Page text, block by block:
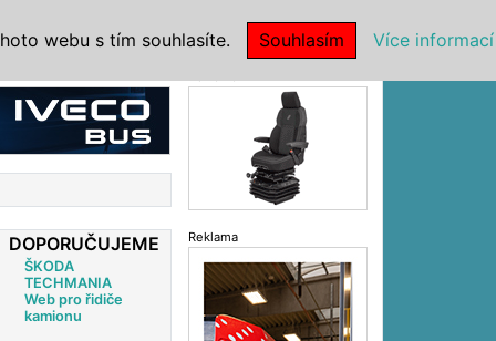
DOPORUČUJEME
ŠKODA
TECHMANIA
Web pro řidiče
kamionu
Reklama
webu s tím souhlasíte. Souhlasím Více informací